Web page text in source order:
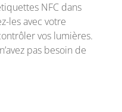
NFC dans
les avec votre
vos lumières.
pas besoin de